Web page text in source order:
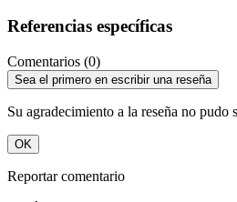
Referencias específicas
Comentarios (0)
Sea el primero en escribir una reseña
Su agradecimiento a la reseña no pudo
OK
Reportar comentario